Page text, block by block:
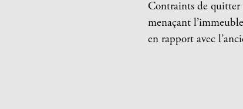
Contraints de quitter
menaçant
en rapport avec